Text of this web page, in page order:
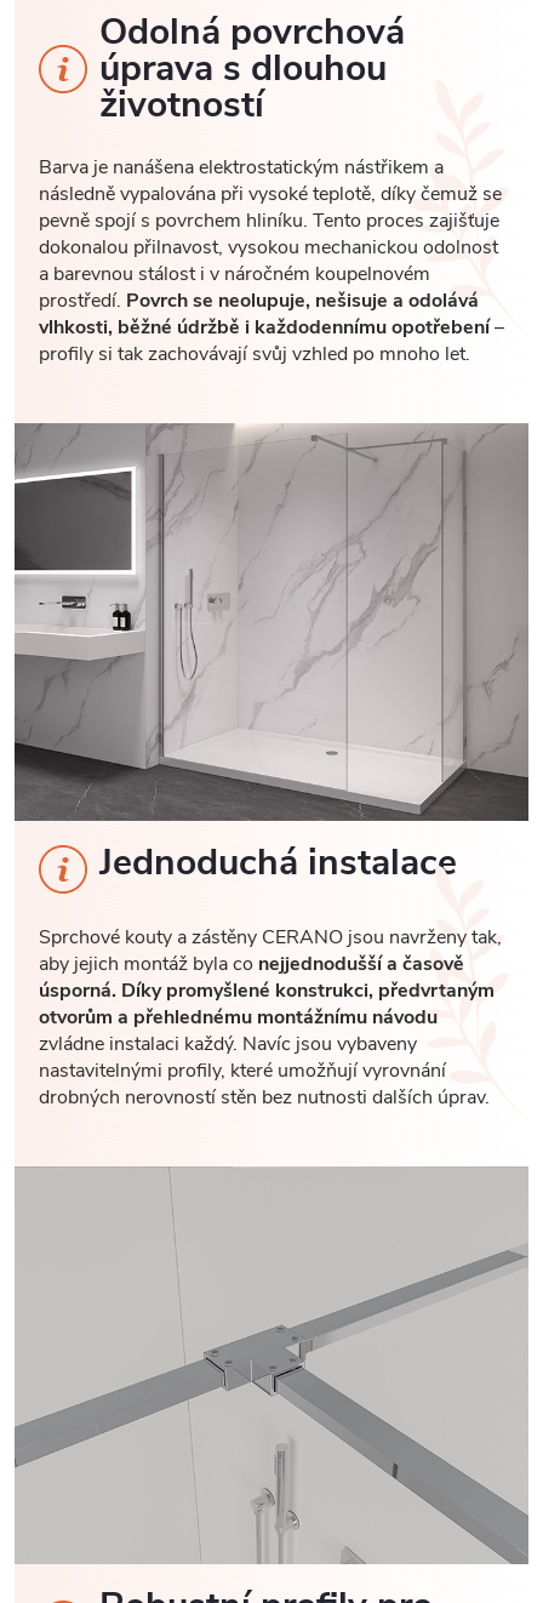
Odolná povrchová
úprava s dlouhou
životností
Barva je nanášena elektrostatickým nástřikem a
následně vypalována při vysoké teplotě, díky čemuž se
pevně spojí s povrchem hliníku. Tento proces zajišťuje
dokonalou přilnavost, vysokou mechanickou odolnost
a barevnou stálost i v náročném koupelnovém
prostředí. Povrch se neolupuje, nešisuje a odolává
vlhkosti, běžné údržbě i každodennímu opotřebení–
profily si tak zachovávají svůj vzhled po mnoho let.
Jednoduchá instalace
Sprchové kouty a zástěny CERANO jsou navrženy tak,
aby jejich montáž byla co nejjednodušší a časově
úsporná. Díky promyšlené konstrukci, předvrtaným
otvorům a přehlednému montážnímu návodu
zvládne instalaci každý. Navíc jsou vybaveny
nastavitelnými profily, které umožňují vyrovnání
drobných nerovností stěn bez nutnosti dalších úprav.